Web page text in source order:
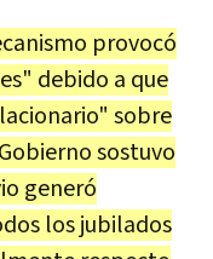
provocó
debido a que
sobre
sostuvo
generó
los jubilados